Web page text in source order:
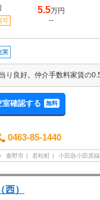
可
5.5万円
--
実
室確認する 無料
0463-85-1440
秦野市 若松町 小田急小田原線
）